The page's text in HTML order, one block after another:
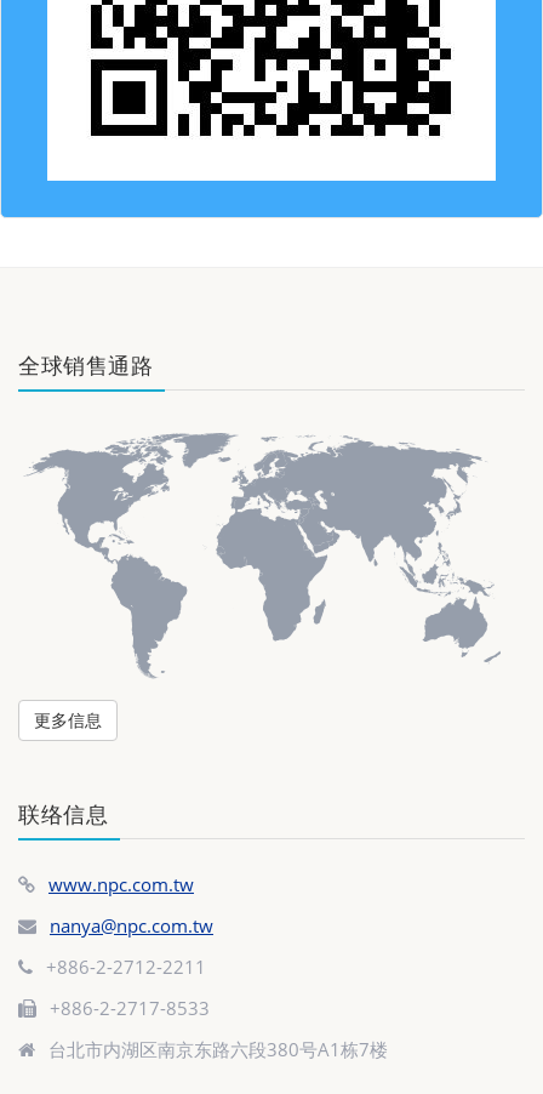
全球销售通路
更多信息
联络信息
www.npc.com.tw
nanya@npc.com.tw
+886-2-2712-2211
+886-2-2717-8533
台北市内湖区南京东路六段380号A1栋7楼